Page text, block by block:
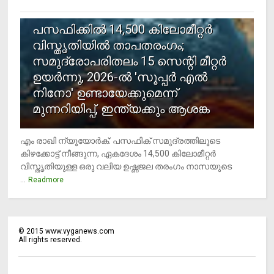
പസഫിക്കില്‍ 14,500 കിലോമീറ്റര്‍
വിസ്തൃതിയില്‍ താപതരംഗം;
സമുദ്രോപരിതലം 15 സെന്റി മീറ്റര്‍
ഉയര്‍ന്നു, 2026-ല്‍ 'സൂപ്പര്‍ എല്‍
നിനോ' ഉണ്ടായേക്കുമെന്ന്
മുന്നറിയിപ്പ്, ഇന്ത്യക്കും ആശങ്ക
എം രാഖി ന്യൂയോര്‍ക്: പസഫിക് സമുദ്രത്തിലൂടെ
കിഴക്കോട്ട് നീങ്ങുന്ന, ഏകദേശം 14,500 കിലോമീറ്റര്‍
വിസ്തൃതിയുള്ള ഒരു വലിയ ഉഷ്ണജല തരംഗം നാസയുടെ
... Readmore
©2015 www.vyganews.com
All rights reserved.